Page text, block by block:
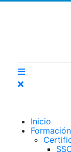
Inicio
Formación